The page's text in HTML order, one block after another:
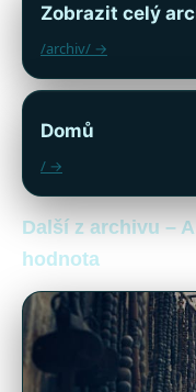
Zobrazit celý
/archiv/ →
Domů
/ →
Další z archivu –
hodnota